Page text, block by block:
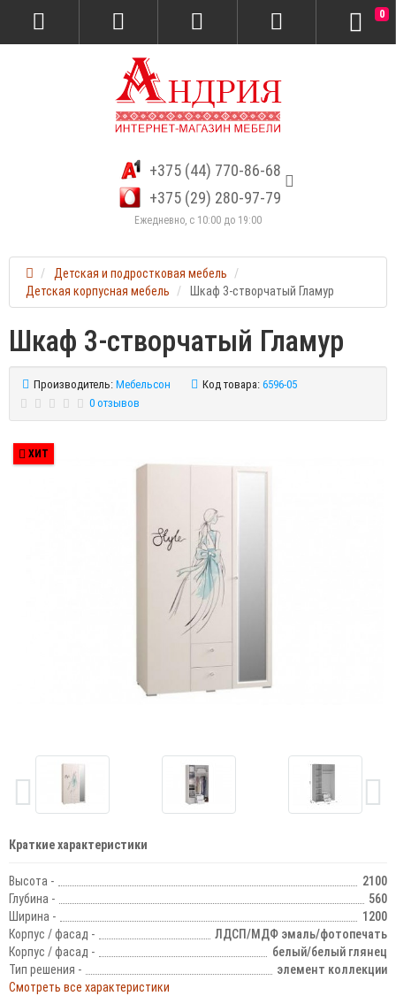
+375 (44) 770-86-68
+375 (29) 280-97-79
Ежедневно, с 10:00 до 19:00
0
Детская и подростковая мебель
Детская корпусная мебель
Шкаф 3-створчатый Гламур
Шкаф 3-створчатый Гламур
Производитель: Мебельсон Код товара: 6596-05
0 отзывов
ХИТ
Краткие характеристики
Высота -
2100
Глубина -
560
Ширина -
1200
Корпус / фасад -
ЛДСП/МДФ эмаль/фотопечать
Корпус / фасад -
белый/белый глянец
Тип решения -
элемент коллекции
Смотреть все характеристики